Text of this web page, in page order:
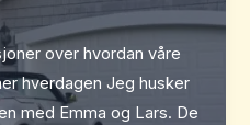
over hvordan våre
hverdagen Jeg husker
med Emma og Lars. De